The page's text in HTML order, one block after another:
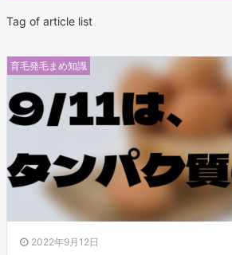
Tag of article list
育毛発毛まめ知識
2022年9月12日